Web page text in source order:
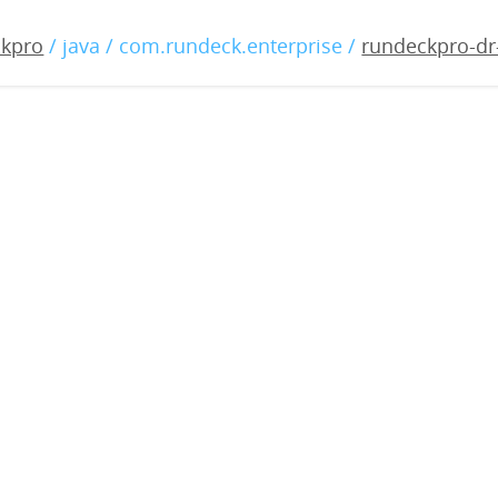
/ java / com.rundeck.enterprise / rundeckpro-
dr-2.1.1.war